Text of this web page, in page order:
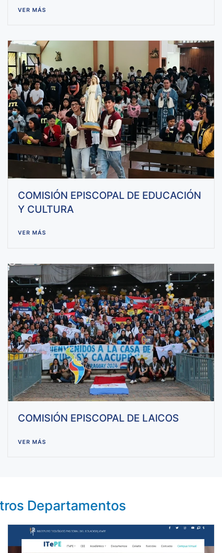
VER MÁS
COMISIÓN EPISCOPAL DE EDUCACIÓN
Y CULTURA
VER MÁS
COMISIÓN EPISCOPAL DE LAICOS
VER MÁS
Departamentos